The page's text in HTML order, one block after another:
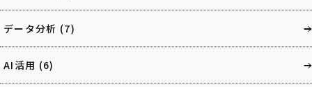
データ分析 (7)
AI活用 (6)